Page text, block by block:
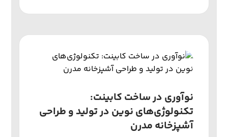
نوآوری در ساخت کابینت:
تکنولوژی‌های نوین در تولید و طراحی
آشپزخانه مدرن